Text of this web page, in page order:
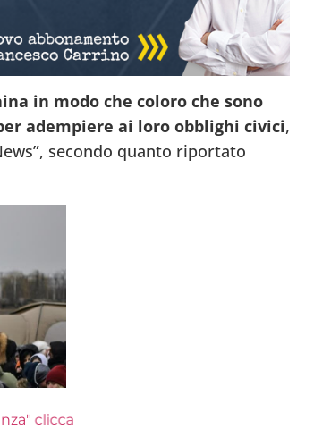
in modo che coloro che sono
adempiere ai loro obblighi civici,
secondo quanto riportato